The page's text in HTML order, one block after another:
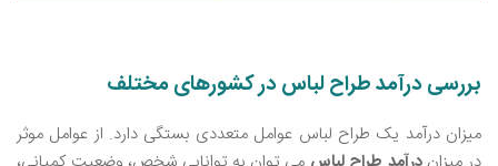
بررسی درآمد طراح لباس در کشورهای مختلف
میزان درآمد یک طراح لباس عوامل متعددی بستگی دارد. از عوامل موثر